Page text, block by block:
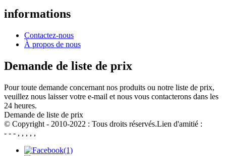
informations
Contactez-nous
À propos de nous
Demande de liste de prix
Pour toute demande concernant nos produits ou notre liste de prix,
veuillez nous laisser votre e-mail et nous vous contacterons dans les
24 heures.
Demande de liste de prix
© Copyright - 2010-2022 : Tous droits réservés.Lien d'amitié :
- - - , , , , ,